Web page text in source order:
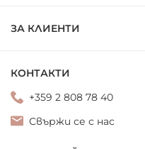
ЗА КЛИЕНТИ
КОНТАКТИ
+359 2 808 78 40
Свържи се с нас